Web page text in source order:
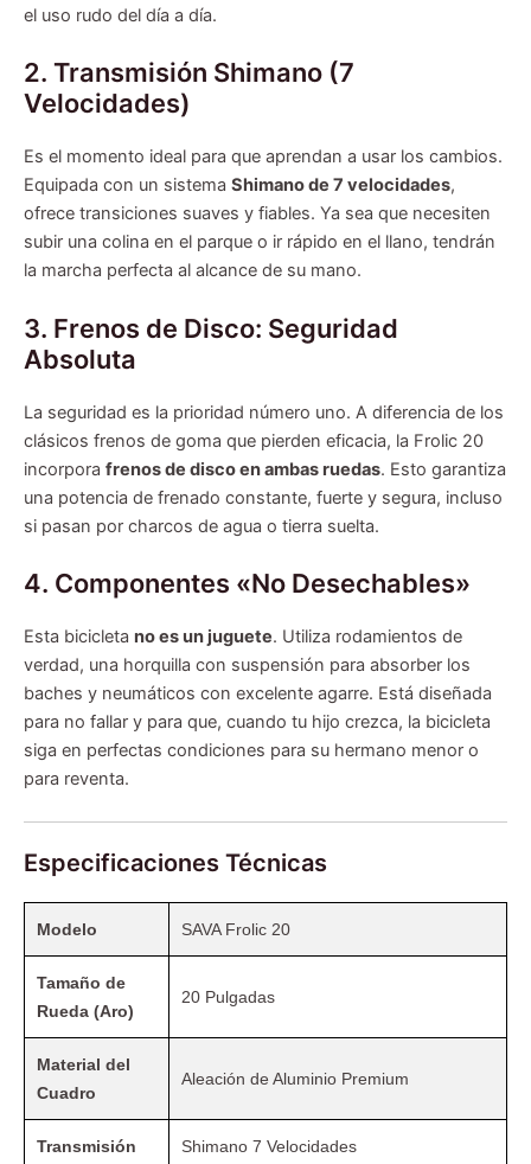
el uso rudo del día a día.
2. Transmisión Shimano (7
Velocidades)
Es el momento ideal para que aprendan a usar los cambios.
Equipada con un sistema Shimano de 7 velocidades,
ofrece transiciones suaves y fiables. Ya sea que necesiten
subir una colina en el parque o ir rápido en el llano, tendrán
la marcha perfecta al alcance de su mano.
3. Frenos de Disco: Seguridad
Absoluta
La seguridad es la prioridad número uno. A diferencia de los
clásicos frenos de goma que pierden eficacia, la Frolic 20
incorpora frenos de disco en ambas ruedas. Esto garantiza
una potencia de frenado constante, fuerte y segura, incluso
si pasan por charcos de agua o tierra suelta.
4. Componentes «No Desechables»
Esta bicicleta no es un juguete. Utiliza rodamientos de
verdad, una horquilla con suspensión para absorber los
baches y neumáticos con excelente agarre. Está diseñada
para no fallar y para que, cuando tu hijo crezca, la bicicleta
siga en perfectas condiciones para su hermano menor o
para reventa.
Especificaciones Técnicas
Modelo SAVA Frolic 20
Tamaño de
Rueda (Aro)
20 Pulgadas
Material del
Cuadro
Aleación de Aluminio Premium
Transmisión Shimano 7 Velocidades